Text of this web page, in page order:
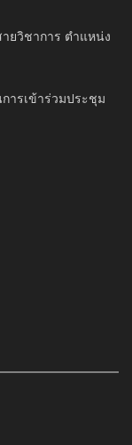
ยวิชาการ ตําแหน่ง
ารเข้าร่วมประชุม